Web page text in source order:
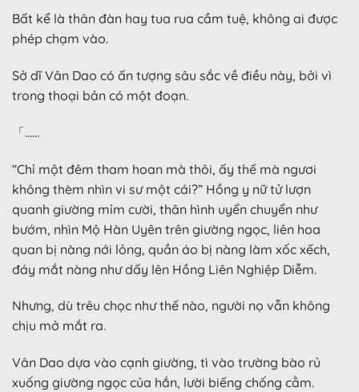
Bất kể là thân đàn hay tua rua cầm tuệ, không ai được
phép chạm vào.
Sở dĩ Vân Dao có ấn tượng sâu sắc về điều này, bởi vì
trong thoại bản có một đoạn.
「……
“Chỉ một đêm tham hoan mà thôi, ấy thế mà ngươi
không thèm nhìn vi sư một cái?” Hồng y nữ tử lượn
quanh giường mỉm cười, thân hình uyển chuyển như
bướm, nhìn Mộ Hàn Uyên trên giường ngọc, liên hoa
quan bị nàng nới lỏng, quần áo bị nàng làm xốc xếch,
đáy mắt nàng như dấy lên Hồng Liên Nghiệp Diễm.
Nhưng, dù trêu chọc như thế nào, người nọ vẫn không
chịu mở mắt ra.
Vân Dao dựa vào cạnh giường, tì vào trường bào rủ
xuống giường ngọc của hắn, lười biếng chống cằm.